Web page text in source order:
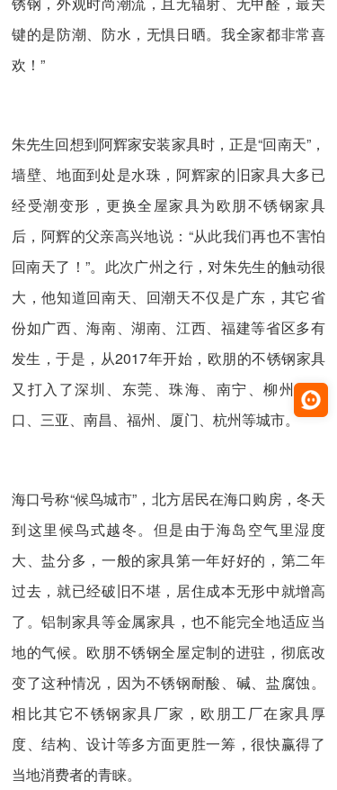
键的是防潮、防水，无惧日晒。我全家都非常喜
欢！”
朱先生回想到阿辉家安装家具时，正是“回南天”，
墙壁、地面到处是水珠，阿辉家的旧家具大多已
经受潮变形，更换全屋家具为欧朋不锈钢家具
后，阿辉的父亲高兴地说：“从此我们再也不害怕
回南天了！”。此次广州之行，对朱先生的触动很
大，他知道回南天、回潮天不仅是广东，其它省
份如广西、海南、湖南、江西、福建等省区多有
发生，于是，从2017年开始，欧朋的不锈钢家具
又打入了深圳、东莞、珠海、南宁、柳州、海
口、三亚、南昌、福州、厦门、杭州等城市。
海口号称“候鸟城市”，北方居民在海口购房，冬天
到这里候鸟式越冬。但是由于海岛空气里湿度
大、盐分多，一般的家具第一年好好的，第二年
过去，就已经破旧不堪，居住成本无形中就增高
了。铝制家具等金属家具，也不能完全地适应当
地的气候。欧朋不锈钢全屋定制的进驻，彻底改
变了这种情况，因为不锈钢耐酸、碱、盐腐蚀。
相比其它不锈钢家具厂家，欧朋工厂在家具厚
度、结构、设计等多方面更胜一筹，很快赢得了
当地消费者的青睐。